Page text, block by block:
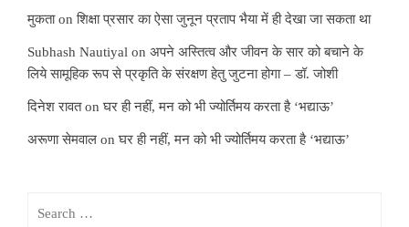
मुकताonशिक्षा प्रसार का ऐसा जुनून प्रताप भैया में ही देखा जा सकता था
Subhash Nautiyal on अपने अस्तित्व और जीवन के सार को बचाने के
लिये सामूहिक रूप से प्रकृति के संरक्षण हेतु जुटना होगा – डॉ. जोशी
दिनेश रावतonघर ही नहीं, मन को भी ज्योर्तिमय करता है ‘भद्याऊ’
अरूणा सेमवाल onघर ही नहीं, मन को भी ज्योर्तिमय करता है ‘भद्याऊ’